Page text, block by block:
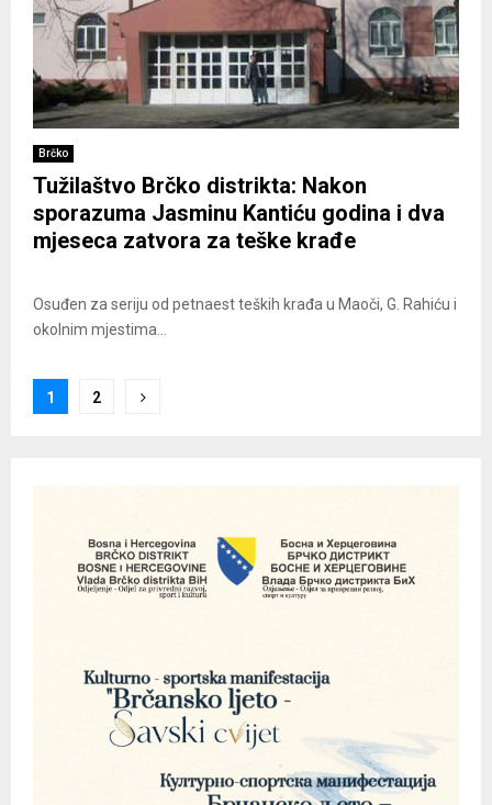
Brčko
Tužilaštvo Brčko distrikta: Nakon
sporazuma Jasminu Kantiću godina i dva
mjeseca zatvora za teške krađe
Osuđen za seriju od petnaest teških krađa u Maoči, G. Rahiću i
okolnim mjestima...
Posts
1 2